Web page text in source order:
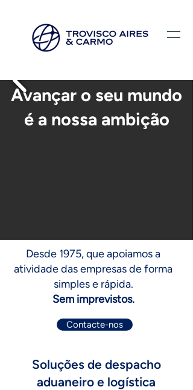
Avançar o seu mundo
é a nossa ambição
Desde 1975, que apoiamos a
atividade das empresas de forma
simples e rápida.
Sem imprevistos.
Contacte-nos
Soluções de despacho
aduaneiro e logística